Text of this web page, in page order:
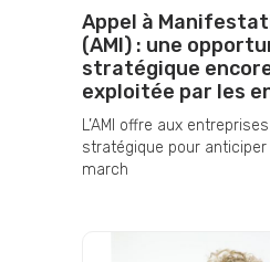
Appel à
(AMI) : une
stratégique
exploitée par les
L’AMI offre aux
stratégique pour
march